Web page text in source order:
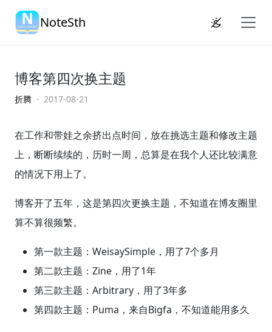
NoteSth
博客第四次换主题
折腾 · 2017-08-21
在工作和带娃之余挤出点时间，放在挑选主题和修改主题
上，断断续续的，历时一周，总算是在我个人还比较满意
的情况下用上了。
博客开了五年，这是第四次更换主题，不知道在博友圈里
算不算很频繁。
第一款主题：WeisaySimple，用了7个多月
第二款主题：Zine，用了1年
第三款主题：Arbitrary，用了3年多
第四款主题：Puma，来自Bigfa，不知道能用多久